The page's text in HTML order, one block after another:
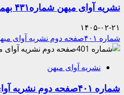
نشریه آوای میهن شماره۴۳۱ بهمن۱۴۰۴
۱۴۰۵-۰۲-۲۱
شماره ۴۰۱صفحه دوم نشریه آوای میهن
نشریه آوای میهن
شماره ۴۰۱صفحه دوم نشریه آوای میهن